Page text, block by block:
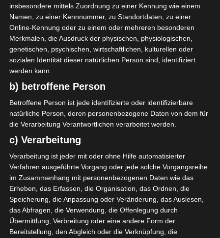
Um die Diagnose
15.09.14 ein MRT-
Termin. Jetzt lautete die
Diagnose Gonarthrose,
also Arthrose im Knie… .
Es folgte eine
Röntgenaufnahme im
Stehen und es ist auch
für Laien sehr gut zu
erkennen, das im
insbesondere mittels Zuordnung zu einer Kennung wie einem
Namen, zu einer Kennnummer, zu Standortdaten, zu einer
Online-Kennung oder zu einem oder mehreren besonderen
Merkmalen, die Ausdruck der physischen, physiologischen,
genetischen, psychischen, wirtschaftlichen, kulturellen oder
sozialen Identität dieser natürlichen Person sind, identifiziert
werden kann.
b) betroffene Person
Betroffene Person ist jede identifizierte oder identifizierbare
natürliche Person, deren personenbezogene Daten von dem für
die Verarbeitung Verantwortlichen verarbeitet werden.
c) Verarbeitung
Verarbeitung ist jeder mit oder ohne Hilfe automatisierter
Verfahren ausgeführte Vorgang oder jede solche Vorgangsreihe
im Zusammenhang mit personenbezogenen Daten wie das
Erheben, das Erfassen, die Organisation, das Ordnen, die
Speicherung, die Anpassung oder Veränderung, das Auslesen,
das Abfragen, die Verwendung, die Offenlegung durch
Übermittlung, Verbreitung oder eine andere Form der
Bereitstellung, den Abgleich oder die Verknüpfung, die